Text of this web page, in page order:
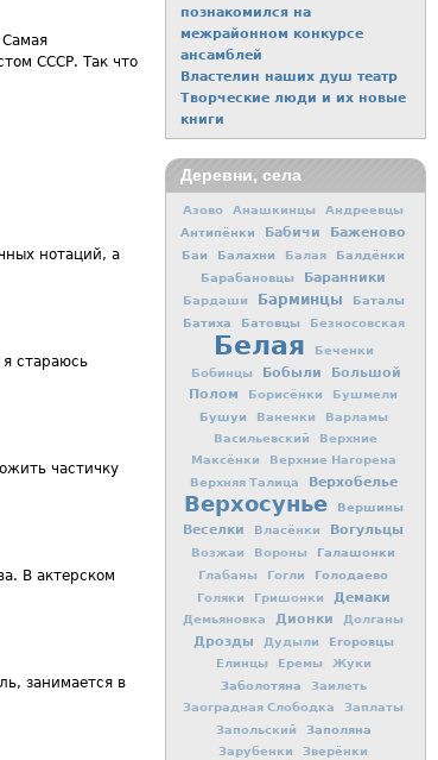
СССР. Так что
нотаций, а
стараюсь
частичку
В актерском
занимается в
познакомился на
межрайонном конкурсе
ансамблей
Властелин наших душ театр
Творческие люди и их новые
книги
Деревни, села
Азово Анашкинцы Андреевцы
Антипёнки Бабичи Баженово
Баи Балахни Балая
Балдёнки
Барабановцы
Баранники
Бардаши Барминцы
Баталы
Батиха
Батовцы Безносовская
Белая
Беченки
Бобинцы
Бобыли
Большой
Полом
Борисёнки Бушмели
Бушуи Ваненки
Варламы
Васильевский
Верхние
Максёнки
Верхние Нагорена
Верхняя Талица
Верхобелье
Верхосунье Вершины
Веселки Власёнки Вогульцы
Возжаи Вороны Галашонки
Глабаны Гогли Голодаево
Голяки Гришонки Демаки
Демьяновка Дионки Долганы
Дрозды Дудыли Егоровцы
Елинцы Еремы Жуки
Заболотяна
Заилеть
Заоградная Слободка
Заплаты
Запольский
Заполяна
Зарубенки
Зверёнки